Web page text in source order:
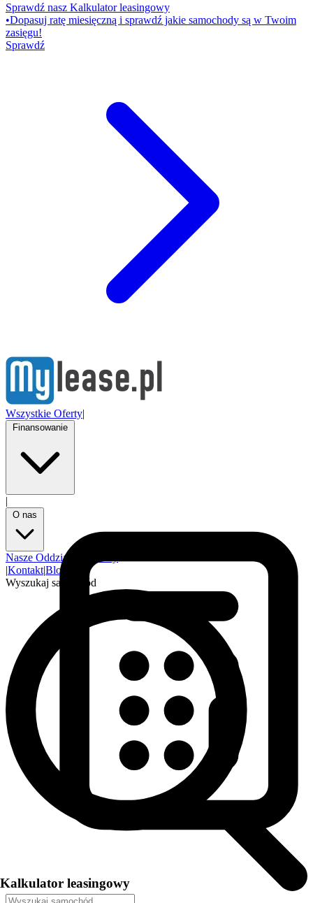
Sprawdź nasz Kalkulator leasingowy
•Dopasuj ratę miesięczną i sprawdź jakie samochody są w Twoim
zasięgu!
Sprawdź
Wszystkie Oferty|
|
Nasze Oddziały
|Kontakt|Blog
Wyszukaj samochód
Kalkulator leasingowy